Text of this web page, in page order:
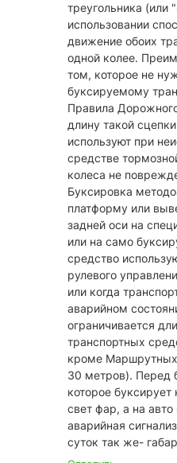
треугольника (или
использовании
движение обоих
одной колее.
том, которое не
буксируемому
Правила
длину такой
используют при
средстве
колеса не
Буксировка
платформу или
задней оси на
или на само
средство
рулевого
или когда
аварийном
ограничивается
транспортных
кроме
30 метров). Перед
которое
свет фар, а на авто
аварийная
суток так же-